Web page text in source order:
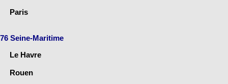
Paris
76 Seine-Maritime
Le Havre
Rouen